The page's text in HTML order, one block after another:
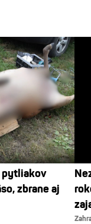
zbrane aj